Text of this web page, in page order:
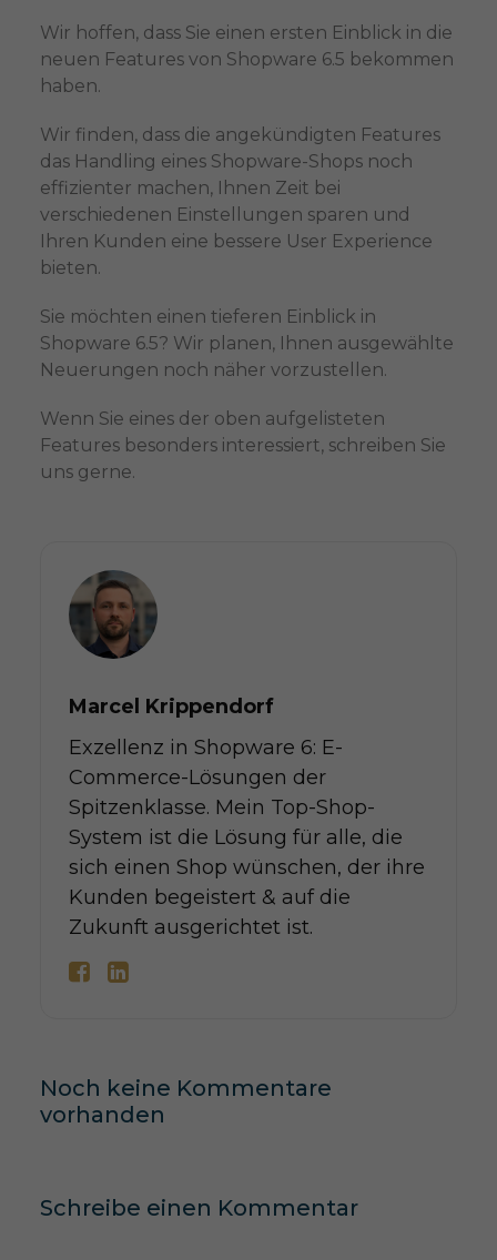
Wir hoffen, dass Sie einen ersten Einblick in die
neuen Features von Shopware 6.5 bekommen
haben.
Wir finden, dass die angekündigten Features
das Handling eines Shopware-Shops noch
effizienter machen, Ihnen Zeit bei
verschiedenen Einstellungen sparen und
Ihren Kunden eine bessere User Experience
bieten.
Sie möchten einen tieferen Einblick in
Shopware 6.5? Wir planen, Ihnen ausgewählte
Neuerungen noch näher vorzustellen.
Wenn Sie eines der oben aufgelisteten
Features besonders interessiert, schreiben Sie
uns gerne.
Marcel Krippendorf
Exzellenz in Shopware 6: E-
Commerce-Lösungen der
Spitzenklasse. Mein Top-Shop-
System ist die Lösung für alle, die
sich einen Shop wünschen, der ihre
Kunden begeistert & auf die
Zukunft ausgerichtet ist.
Noch keine Kommentare
vorhanden
Schreibe einen Kommentar